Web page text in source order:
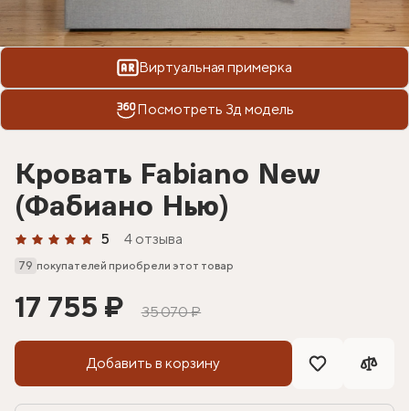
Виртуальная примерка
Посмотреть 3д модель
Кровать Fabiano New
(Фабиано Нью)
5 4 отзыва
79 покупателей приобрели этот товар
17 755 ₽ 35 070 ₽
Добавить в корзину